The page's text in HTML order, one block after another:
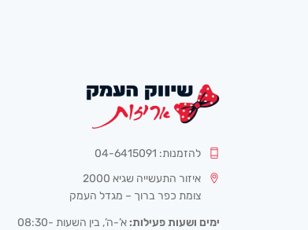
להזמנות: 04-6415091
איזור התעשייה שגיא 2000
צומת כפר ברוך – מגדל העמק
ימים ושעות פעילות:
א’-ה’, בין השעות 08:30-